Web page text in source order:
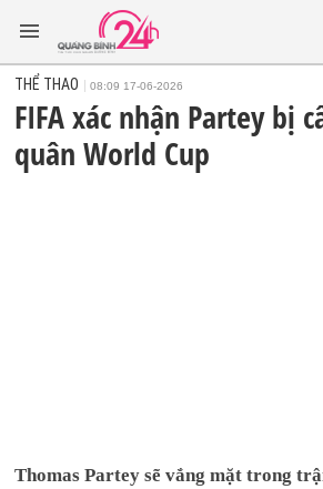
THỂ THAO 08:09 17-06-2026
FIFA xác nhận Partey bị
quân World Cup
Thomas Partey sẽ vắng mặt trong